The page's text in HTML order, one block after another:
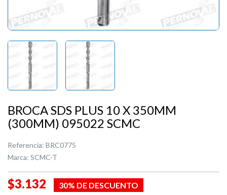
BROCA SDS PLUS 10 X 350MM
(300MM) 095022 SCMC
Referencia: BRC0775
Marca: SCMC-T
$3.132
30% DE DESCUENTO